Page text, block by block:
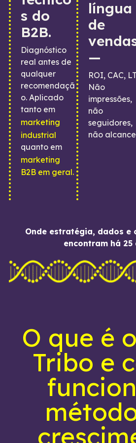
s do
B2B.
Diagnóstico
real antes de
qualquer
recomendaçã
o. Aplicado
tanto em
marketing
industrial
quanto em
marketing
B2B em geral.
língua
de
—
ROI, CAC,
Não
impressões,
não
seguidores,
não
Onde estratégia, dados e
encontram há 25
O que é
Tribo e